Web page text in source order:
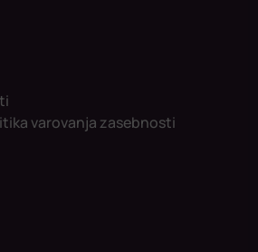
varovanja zasebnosti